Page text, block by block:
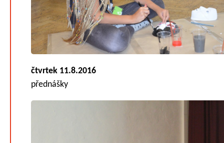
čtvrtek 11.8.2016
přednášky